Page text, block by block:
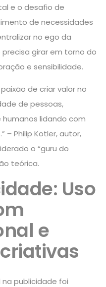
e o desafio de
de necessidades
no ego da
girar em torno do
e sensibilidade.
de criar valor no
de pessoas,
humanos lidando com
– Philip Kotler, autor,
o “guru do
teórica.
Uso
e
publicidade foi